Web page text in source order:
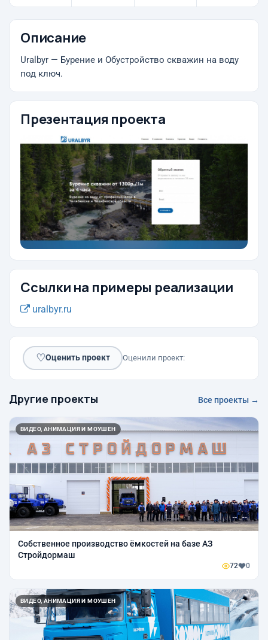
Описание
Uralbyr — Бурение и Обустройство скважин на воду
под ключ.
Презентация проекта
Ссылки на примеры реализации
uralbyr.ru
♡Оценить проект Оценили проект:
Другие проекты Все проекты →
ВИДЕО, АНИМАЦИЯ И МОУШЕН
Собственное производство ёмкостей на базе АЗ
Стройдормаш
72 0
ВИДЕО, АНИМАЦИЯ И МОУШЕН